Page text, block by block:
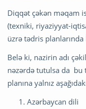
Diqqət çəkən məqam
(texniki, riyaziyyat-
üzrə tədris
Belə ki, nazirin adı
nəzərdə tutulsa da
planına yalnız
Azərbaycan dili